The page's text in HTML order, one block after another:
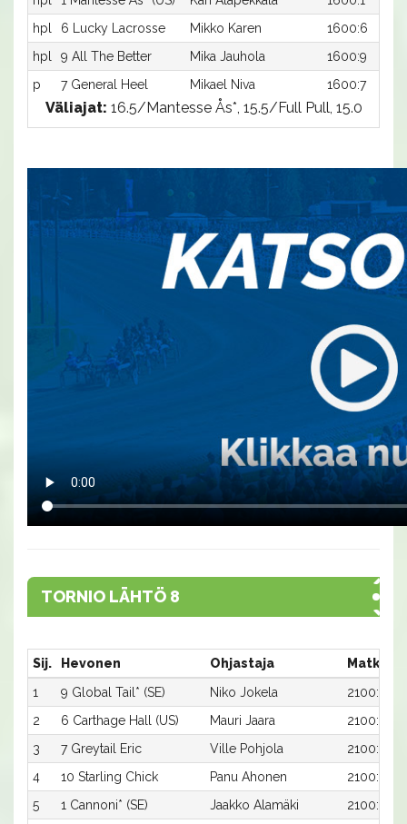
hpl
6 Lucky Lacrosse Mikko Karen
1600:6
hpl
9 All The Better Mika Jauhola
1600:9
p
7 General Heel Mikael Niva 1600:7
Väliajat: 16.5/Mantesse Ås*, 15.5/Full Pull, 15.0
TORNIO LÄHTÖ 8
Sij. Hevonen Ohjastaja
1
9 Global Tail* (SE) Niko Jokela
2100:9
2
6 Carthage Hall (US) Mauri Jaara
2100:6
3
7 Greytail Eric Ville Pohjola
2100:7
4
10 Starling Chick Panu Ahonen
2100:10
5
1 Cannoni* (SE) Jaakko Alamäki
2100:1